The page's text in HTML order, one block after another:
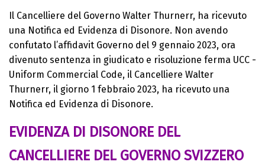
Il Cancelliere del Governo Walter Thurnerr, ha ricevuto
una Notifica ed Evidenza di Disonore. Non avendo
confutato l’affidavit Governo del 9 gennaio 2023, ora
divenuto sentenza in giudicato e risoluzione ferma UCC -
Uniform Commercial Code, il Cancelliere Walter
Thurnerr, il giorno 1 febbraio 2023, ha ricevuto una
Notifica ed Evidenza di Disonore.
EVIDENZA DI DISONORE DEL
CANCELLIERE DEL GOVERNO SVIZZERO